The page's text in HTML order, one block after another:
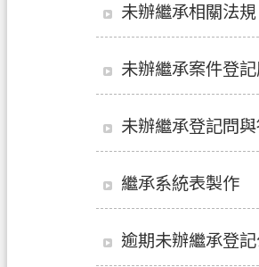
未辦繼承相關法規
未辦繼承案件登
未辦繼承登記問
繼承系統表製作
逾期未辦繼承登